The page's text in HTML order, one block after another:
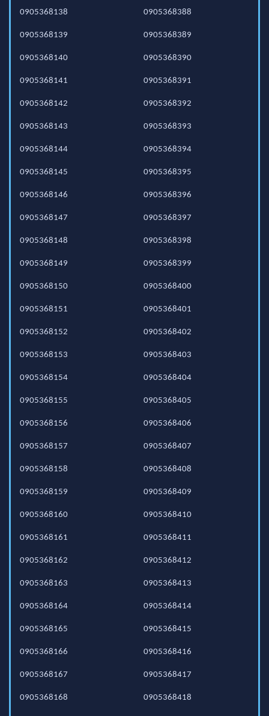
0905368138
0905368139
0905368140
0905368141
0905368142
0905368143
0905368144
0905368145
0905368146
0905368147
0905368148
0905368149
0905368150
0905368151
0905368152
0905368153
0905368154
0905368155
0905368156
0905368157
0905368158
0905368159
0905368160
0905368161
0905368162
0905368163
0905368164
0905368165
0905368166
0905368167
0905368168
0905368388
0905368389
0905368390
0905368391
0905368392
0905368393
0905368394
0905368395
0905368396
0905368397
0905368398
0905368399
0905368400
0905368401
0905368402
0905368403
0905368404
0905368405
0905368406
0905368407
0905368408
0905368409
0905368410
0905368411
0905368412
0905368413
0905368414
0905368415
0905368416
0905368417
0905368418